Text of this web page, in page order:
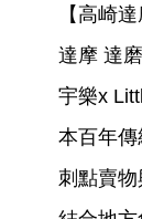
【高崎
達摩 達
宇樂x
本百年傳
刺點賣